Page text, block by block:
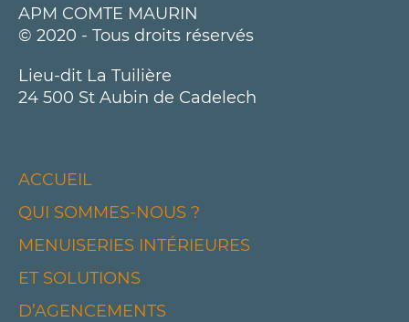
APM COMTE MAURIN
© 2020 - Tous droits réservés
Lieu-dit La Tuilière
24 500 St Aubin de Cadelech
ACCUEIL
QUI SOMMES-NOUS ?
MENUISERIES INTÉRIEURES
ET SOLUTIONS
D’AGENCEMENTS